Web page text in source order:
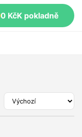
0 KčK pokladně